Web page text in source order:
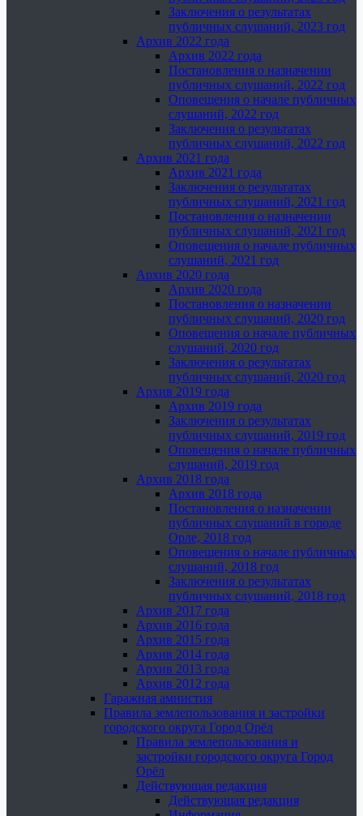
Заключения о результатах
публичных слушаний, 2023 год
Архив 2022 года
Архив 2022 года
Постановления о назначении
публичных слушаний, 2022 год
Оповещения о начале публичных
слушаний, 2022 год
Заключения о результатах
публичных слушаний, 2022 год
Архив 2021 года
Архив 2021 года
Заключения о результатах
публичных слушаний, 2021 год
Постановления о назначении
публичных слушаний, 2021 год
Оповещения о начале публичных
слушаний, 2021 год
Архив 2020 года
Архив 2020 года
Постановления о назначении
публичных слушаний, 2020 год
Оповещения о начале публичных
слушаний, 2020 год
Заключения о результатах
публичных слушаний, 2020 год
Архив 2019 года
Архив 2019 года
Заключения о результатах
публичных слушаний, 2019 год
Оповещения о начале публичных
слушаний, 2019 год
Архив 2018 года
Архив 2018 года
Постановления о назначении
публичных слушаний в городе
Орле, 2018 год
Оповещения о начале публичных
слушаний, 2018 год
Заключения о результатах
публичных слушаний, 2018 год
Архив 2017 года
Архив 2016 года
Архив 2015 года
Архив 2014 года
Архив 2013 года
Архив 2012 года
Гаражная амнистия
Правила землепользования и застройки
городского округа Город Орёл
Правила землепользования и
застройки городского округа Город
Орёл
Действующая редакция
Действующая редакция